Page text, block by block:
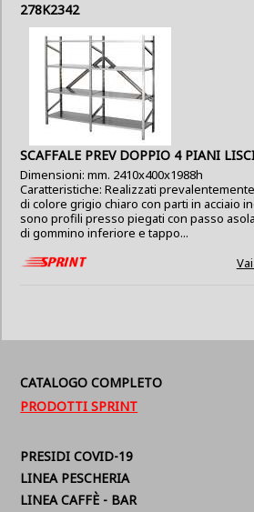
278K2342
SCAFFALE PREV DOPPIO 4 PIANI
Dimensioni: mm. 2410x400x1988h
Caratteristiche: Realizzati
di colore grigio chiaro con parti in acciaio
sono profili presso piegati con passo
di gommino inferiore e tappo...
CATALOGO COMPLETO
PRODOTTI SPRINT
PRESIDI COVID-19
LINEA PESCHERIA
LINEA CAFFÈ - BAR